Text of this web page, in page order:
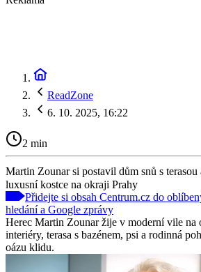
ReadZone
6. 10. 2025, 16:22
2 min
Martin Zounar si postavil dům snů s
luxusní kostce na okraji Prahy
Přidejte si obsah Centrum.cz do
hledání a Google zprávy
Herec Martin Zounar žije v moderní vile na
interiéry, terasa s bazénem, psi a rodinná
oázu klidu.